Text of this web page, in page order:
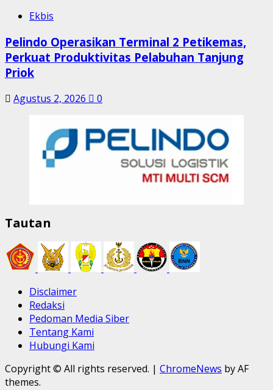
Ekbis
Pelindo Operasikan Terminal 2 Petikemas,
Perkuat Produktivitas Pelabuhan Tanjung
Priok
Agustus 2, 2026 0
Tautan
Disclaimer
Redaksi
Pedoman Media Siber
Tentang Kami
Hubungi Kami
Copyright © All rights reserved. | ChromeNews by AF
themes.